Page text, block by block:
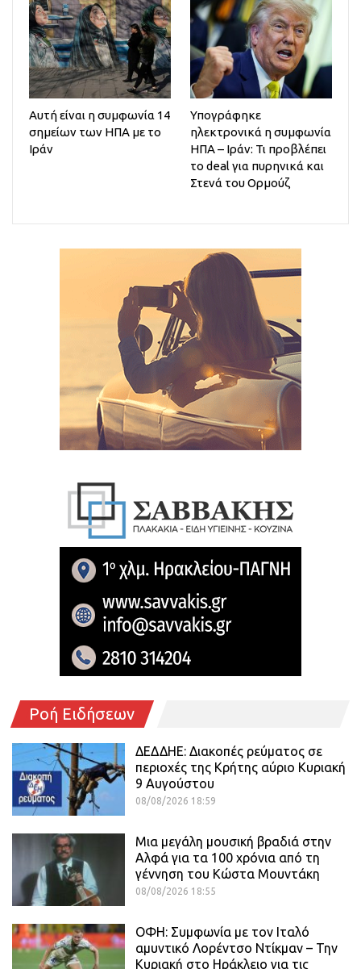
Αυτή είναι η συμφωνία 14
σημείων των ΗΠΑ με το
Ιράν
Υπογράφηκε
ηλεκτρονικά η συμφωνία
ΗΠΑ – Ιράν: Τι προβλέπει
το deal για πυρηνικά και
Στενά του Ορμούζ
Ροή Ειδήσεων
ΔΕΔΔΗΕ: Διακοπές ρεύματος σε
περιοχές της Κρήτης αύριο Κυριακή
9 Αυγούστου
08/08/2026 18:59
Μια μεγάλη μουσική βραδιά στην
Αλφά για τα 100 χρόνια από τη
γέννηση του Κώστα Μουντάκη
08/08/2026 18:55
ΟΦΗ: Συμφωνία με τον Ιταλό
αμυντικό Λορέντσο Ντίκμαν – Την
Κυριακή στο Ηράκλειο για τις